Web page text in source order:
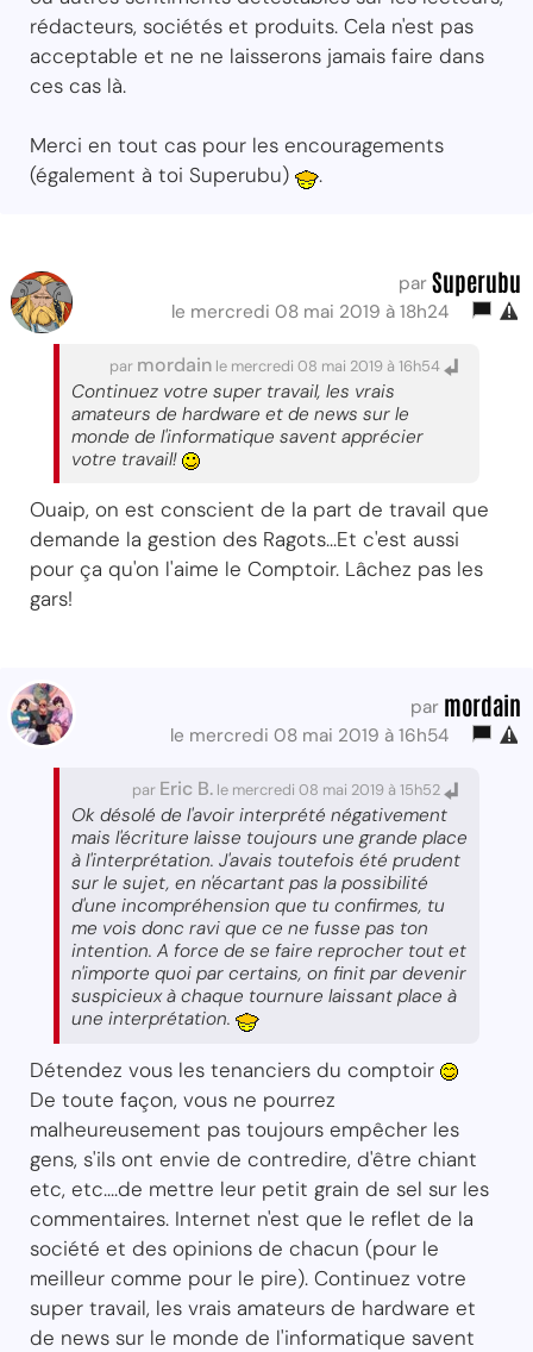
rédacteurs, sociétés et produits. Cela n'est pas
acceptable et ne ne laisserons jamais faire dans
ces cas là.
Merci en tout cas pour les encouragements
(également à toi Superubu)
.
par Superubu
le mercredi 08 mai 2019 à 18h24
par mordain le mercredi 08 mai 2019 à 16h54
Continuez votre super travail, les vrais
amateurs de hardware et de news sur le
monde de l'informatique savent apprécier
votre travail!
Ouaip, on est conscient de la part de travail que
demande la gestion des Ragots...Et c'est aussi
pour ça qu'on l'aime le Comptoir. Lâchez pas les
gars!
par mordain
le mercredi 08 mai 2019 à 16h54
par Eric B. le mercredi 08 mai 2019 à 15h52
Ok désolé de l'avoir interprété négativement
mais l'écriture laisse toujours une grande place
à l'interprétation. J'avais toutefois été prudent
sur le sujet, en n'écartant pas la possibilité
d'une incompréhension que tu confirmes, tu
me vois donc ravi que ce ne fusse pas ton
intention. A force de se faire reprocher tout et
n'importe quoi par certains, on finit par devenir
suspicieux à chaque tournure laissant place à
une interprétation.
Détendez vous les tenanciers du comptoir
De toute façon, vous ne pourrez
malheureusement pas toujours empêcher les
gens, s'ils ont envie de contredire, d'être chiant
etc, etc....de mettre leur petit grain de sel sur les
commentaires. Internet n'est que le reflet de la
société et des opinions de chacun (pour le
meilleur comme pour le pire). Continuez votre
super travail, les vrais amateurs de hardware et
de news sur le monde de l'informatique savent